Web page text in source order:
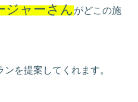
ジャーさんがどこの施
を提案してくれます。